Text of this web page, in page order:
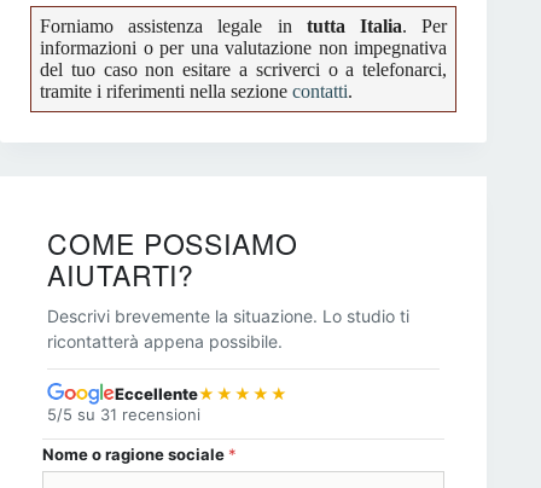
Forniamo assistenza legale in tutta Italia. Per
informazioni o per una valutazione non impegnativa
del tuo caso non esitare a scriverci o a telefonarci,
tramite i riferimenti nella sezione contatti.
COME POSSIAMO
AIUTARTI?
Descrivi brevemente la situazione. Lo studio ti
ricontatterà appena possibile.
Eccellente★★★★★
5/5 su 31 recensioni
Nome tua sociale
Nome o ragione sociale *